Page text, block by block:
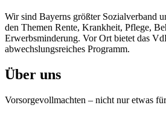
Wir sind Bayerns größter Sozialverband
den Themen Rente, Krankheit, Pflege,
Erwerbsminderung. Vor Ort bietet das
abwechslungsreiches Programm.
Über uns
Vorsorgevollmachten – nicht nur etwas